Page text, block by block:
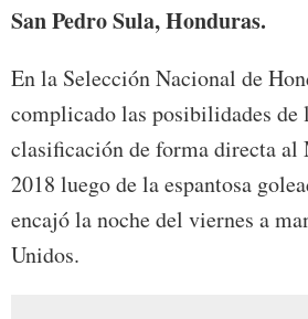
San Pedro Sula, Honduras.
En la Selección Nacional de
complicado las posibilidades de
clasificación de forma directa al
2018 luego de la espantosa
encajó la noche del viernes a
Unidos.